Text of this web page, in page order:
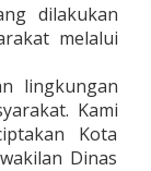
dilakukan
melalui
lingkungan
Kami
Kota
Dinas